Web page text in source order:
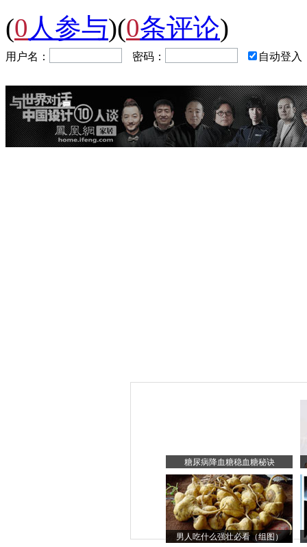
(0 人参与)(0条评论)
用户名： 密码： 自动登入
糖尿病降血糖稳血糖秘诀
男人吃什么强壮必看（组图）